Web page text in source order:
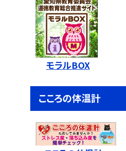
モラルBOX
こころの体温計